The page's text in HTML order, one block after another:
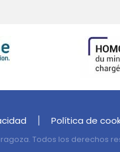
Política de
Todos los derechos